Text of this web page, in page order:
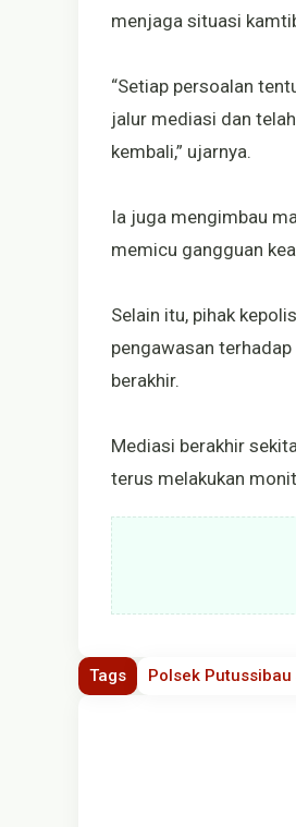
menjaga situasi
“Setiap persoalan
jalur mediasi dan
kembali,” ujarnya.
Ia juga mengimbau
memicu gangguan
Selain itu, pihak
pengawasan
berakhir.
Mediasi berakhir
terus melakukan
Tags Polsek Putussibau